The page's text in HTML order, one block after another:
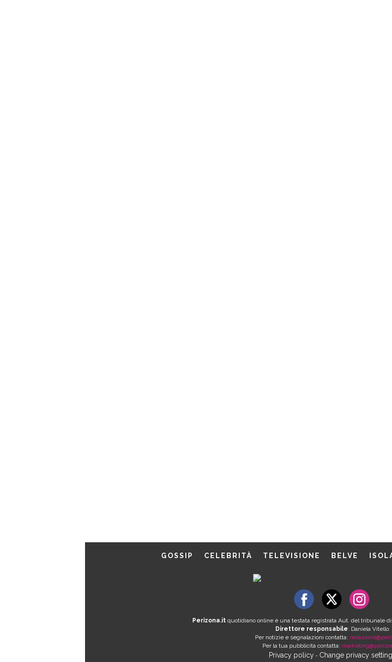
GOSSIP CELEBRITÀ TELEVISIONE BELVE
Perizona.itquotidiano online è una testata registrata Aut. del tribunale
Direttore responsabile: Daniela Vitello
Per notizie e segnalazioni contatta:
Per la tua pubblicità contatta:
Privacy policy- Change privacy